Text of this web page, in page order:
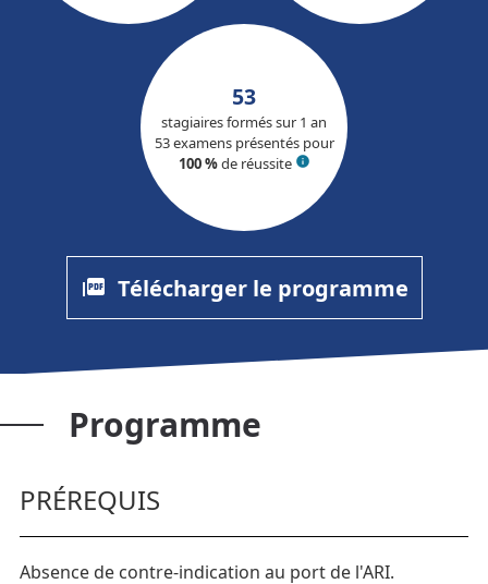
53
stagiaires formés sur 1 an
53examens présentés pour
100 %de réussite info
picture_as_pdf Télécharger le programme
Programme
PRÉREQUIS
Absence de contre-indication au port de l'ARI.